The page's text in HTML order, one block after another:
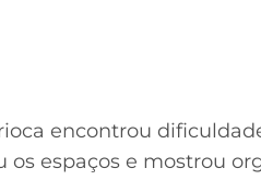
encontrou
os espaços e mostrou